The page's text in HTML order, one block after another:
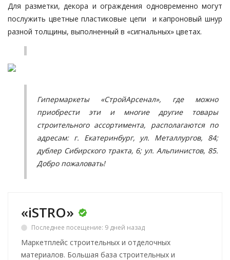
Для разметки, декора и ограждения одновременно могут
послужить цветные пластиковые цепи и капроновый шнур
разной толщины, выполненный в «сигнальных» цветах.
Гипермаркеты «СтройАрсенал», где можно
приобрести эти и многие другие товары
строительного ассортимента, располагаются по
адресам: г. Екатеринбург, ул. Металлургов, 84;
дублер Сибирского тракта, 6; ул. Альпинистов, 85.
Добро пожаловать!
«iSTRO»
Последнее посещение: 9 дней назад
Маркетплейс строительных и отделочных
материалов. Большая база строительных и